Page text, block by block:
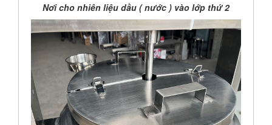
Nơi cho nhiên liệu dầu ( nước ) vào lớp thứ 2